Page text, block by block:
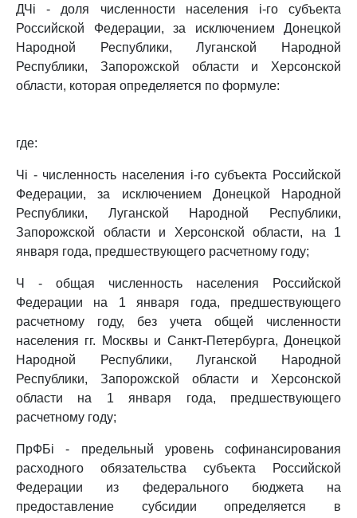
ДЧi - доля численности населения i-го субъекта
Российской Федерации, за исключением Донецкой
Народной Республики, Луганской Народной
Республики, Запорожской области и Херсонской
области, которая определяется по формуле:
где:
Чi - численность населения i-го субъекта Российской
Федерации, за исключением Донецкой Народной
Республики, Луганской Народной Республики,
Запорожской области и Херсонской области, на 1
января года, предшествующего расчетному году;
Ч - общая численность населения Российской
Федерации на 1 января года, предшествующего
расчетному году, без учета общей численности
населения гг. Москвы и Санкт-Петербурга, Донецкой
Народной Республики, Луганской Народной
Республики, Запорожской области и Херсонской
области на 1 января года, предшествующего
расчетному году;
ПрФБi - предельный уровень софинансирования
расходного обязательства субъекта Российской
Федерации из федерального бюджета на
предоставление субсидии определяется в